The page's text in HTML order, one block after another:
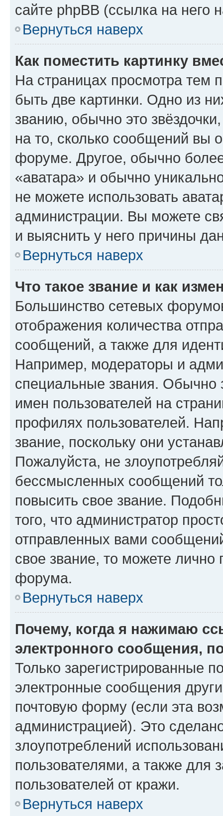
сайте phpBB (ссылка на него
Вернуться наверх
Как поместить картинку
На страницах просмотра тем
быть две картинки. Одно из
званию, обычно это
на то, сколько сообщений вы
форуме. Другое, обычно
«аватара» и обычно
не можете использовать
администрации. Вы можете
и выяснить у него причины
Вернуться наверх
Что такое звание и как
Большинство сетевых
отображения количества
сообщений, а также для
Например, модераторы и
специальные звания. Обычно
имен пользователей на
профилях пользователей.
звание, поскольку они
Пожалуйста, не
бессмысленных сообщений
повысить свое звание.
того, что администратор
отправленных вами
свое звание, то можете лично
форума.
Вернуться наверх
Почему, когда я нажимаю
электронного сообщения,
Только зарегистрированные
электронные сообщения
почтовую форму (если эта
администрацией). Это
злоупотреблений
пользователями, а также для
пользователей от кражи.
Вернуться наверх